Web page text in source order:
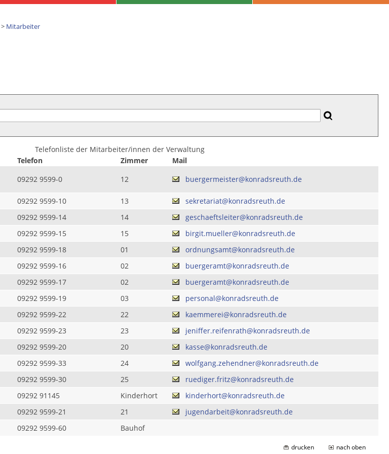
> Mitarbeiter
Telefonliste der Mitarbeiter/innen der Verwaltung
Telefon Zimmer
Mail
09292 9599-0 12 buergermeister@konradsreuth.de
09292 9599-10 13
sekretariat@konradsreuth.de
09292 9599-14 14
geschaeftsleiter@konradsreuth.de
09292 9599-15 15
birgit.mueller@konradsreuth.de
09292 9599-18 01
ordnungsamt@konradsreuth.de
09292 9599-16 02
buergeramt@konradsreuth.de
09292 9599-17 02
buergeramt@konradsreuth.de
09292 9599-19 03
personal@konradsreuth.de
09292 9599-22 22
kaemmerei@konradsreuth.de
09292 9599-23 23
jeniffer.reifenrath@konradsreuth.de
09292 9599-20 20
kasse@konradsreuth.de
09292 9599-33 24
wolfgang.zehendner@konradsreuth.de
09292 9599-30 25
ruediger.fritz@konradsreuth.de
09292 91145 Kinderhort
kinderhort@konradsreuth.de
09292 9599-21 21
jugendarbeit@konradsreuth.de
09292 9599-60 Bauhof
drucken nach oben